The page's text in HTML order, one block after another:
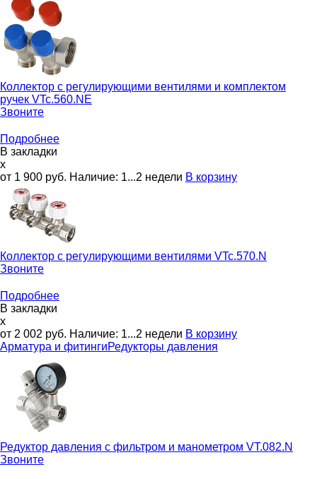
Коллектор с регулирующими вентилями и комплектом
ручек VTc.560.NE
Звоните
Подробнее
В закладки
x
от 1 900 руб. Наличие: 1...2 недели В корзину
Коллектор c регулирующими вентилями VTc.570.N
Звоните
Подробнее
В закладки
x
от 2 002 руб. Наличие: 1...2 недели В корзину
Арматура и фитингиРедукторы давления
Редуктор давления с фильтром и манометром VT.082.N
Звоните